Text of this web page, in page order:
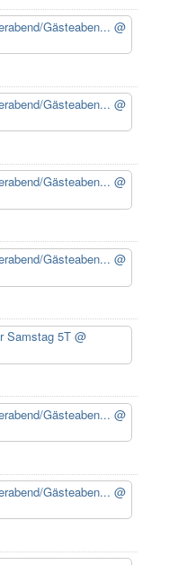
Gästeaben... @
Gästeaben... @
Gästeaben... @
Gästeaben... @
Samstag 5T@
Gästeaben... @
Gästeaben... @